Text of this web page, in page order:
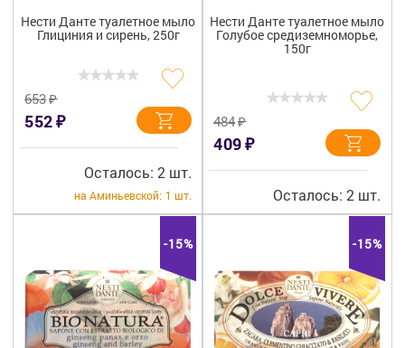
Нести Данте туалетное мыло
Глициния и сирень, 250г
653₽
552₽
Осталось: 2 шт.
на Аминьевской: 1 шт.
Нести Данте туалетное мыло
Голубое средиземноморье,
150г
484₽
409₽
Осталось: 2 шт.
-15% -15%